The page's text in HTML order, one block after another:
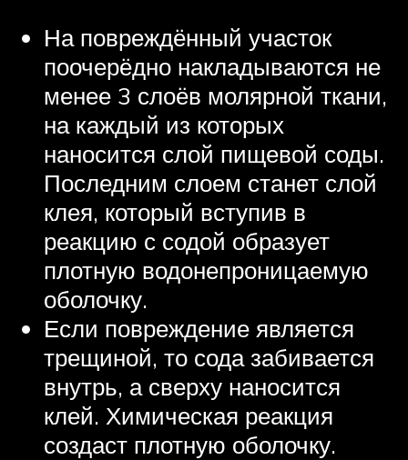
На повреждённый участок
поочерёдно накладываются не
менее 3 слоёв молярной ткани,
на каждый из которых
наносится слой пищевой соды.
Последним слоем станет слой
клея, который вступив в
реакцию с содой образует
плотную водонепроницаемую
оболочку.
Если повреждение является
трещиной, то сода забивается
внутрь, а сверху наносится
клей. Химическая реакция
создаст плотную оболочку.